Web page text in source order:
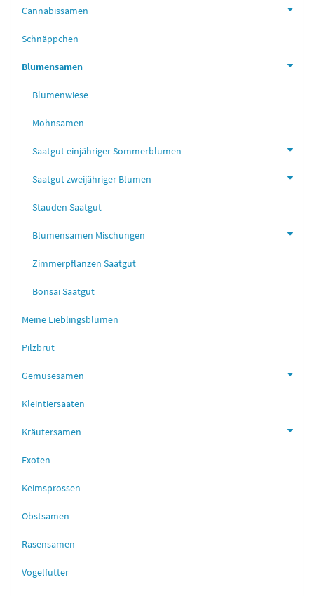
Cannabissamen
Schnäppchen
Blumensamen
Blumenwiese
Mohnsamen
Saatgut einjähriger Sommerblumen
Saatgut zweijähriger Blumen
Stauden Saatgut
Blumensamen Mischungen
Zimmerpflanzen Saatgut
Bonsai Saatgut
Meine Lieblingsblumen
Pilzbrut
Gemüsesamen
Kleintiersaaten
Kräutersamen
Exoten
Keimsprossen
Obstsamen
Rasensamen
Vogelfutter